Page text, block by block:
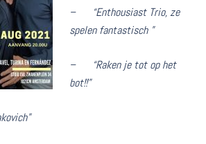
– “Enthousiast Trio, ze
spelen fantastisch ”
– “Raken je tot op het
bot!!”